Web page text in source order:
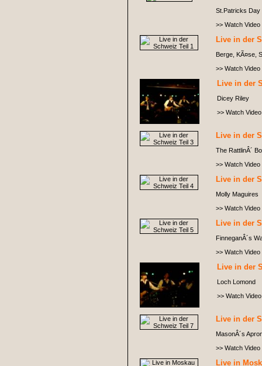
St.Patricks Day
>> Watch Video
Live in der
Berge, KÃ¤se,
>> Watch Video
Live in der
Dicey Riley
>> Watch Video
Live in der
The RattlinÂ´
>> Watch Video
Live in der
Molly Maguires
>> Watch Video
Live in der
FinneganÂ´s
>> Watch Video
Live in der
Loch Lomond
>> Watch Video
Live in der
MasonÂ´s
>> Watch Video
Live in